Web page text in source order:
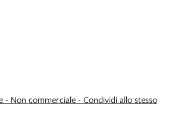
Non commerciale - Condividi allo stesso